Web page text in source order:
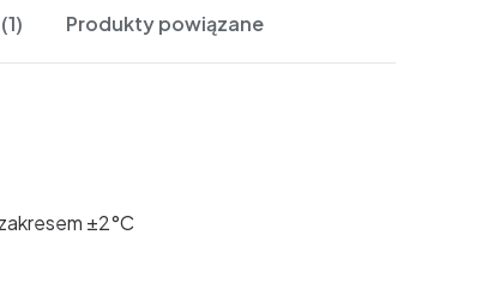
Produkty powiązane
±2°C